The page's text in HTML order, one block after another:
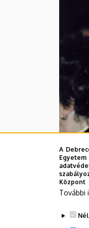
Az
írt.
Közel
A
Központ
További